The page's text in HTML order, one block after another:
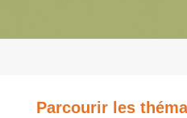
Parcourir les